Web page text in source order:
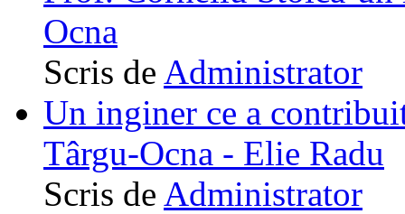
Ocna
Scris de Administrator
Un inginer ce a
Târgu-Ocna - Elie Radu
Scris de Administrator